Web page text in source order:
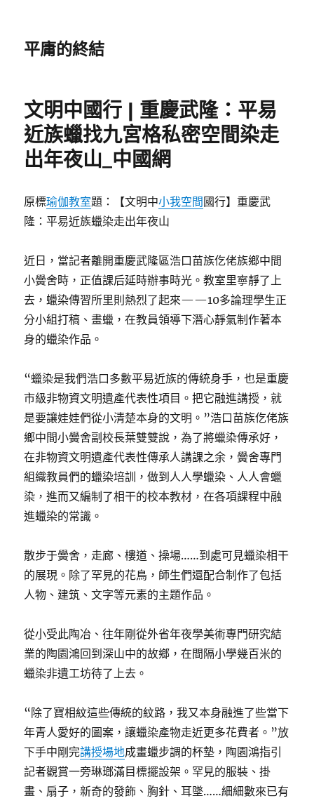
平庸的終結
文明中國行 | 重慶武隆：平易
近族蠟找九宮格私密空間染走
出年夜山_中國網
原標瑜伽教室題：【文明中小我空間 國行】重慶武
隆：平易近族蠟染走出年夜山
近日，當記者離開重慶武隆區浩口苗族仡佬族鄉中間
小黌舍時，正值課后延時辦事時光。教室里寧靜了上
去，蠟染傳習所里則熱烈了起來——10多論理學生正
分小組打稿、畫蠟，在教員領導下潛心靜氣制作著本
身的蠟染作品。
“蠟染是我們浩口多數平易近族的傳統身手，也是重慶
市級非物資文明遺產代表性項目。把它融進講授，就
是要讓娃娃們從小清楚本身的文明。”浩口苗族仡佬族
鄉中間小黌舍副校長葉雙雙說，為了將蠟染傳承好，
在非物資文明遺產代表性傳承人講課之余，黌舍專門
組織教員們的蠟染培訓，做到人人學蠟染、人人會蠟
染，進而又編制了相干的校本教材，在各項課程中融
進蠟染的常識。
散步于黌舍，走廊、樓道、操場……到處可見蠟染相干
的展現。除了罕見的花鳥，師生們還配合制作了包括
人物、建筑、文字等元素的主題作品。
從小受此陶冶、往年剛從外省年夜學美術專門研究結
業的陶園鴻回到深山中的故鄉，在間隔小學幾百米的
蠟染非遺工坊待了上去。
“除了寶相紋這些傳統的紋路，我又本身融進了些當下
年青人愛好的圖案，讓蠟染產物走近更多花費者。”放
下手中剛完講授場地成畫蠟步調的杯墊，陶園鴻指引
記者觀賞一旁琳瑯滿目標擺設架。罕見的服裝、掛
畫、扇子，新奇的發飾、胸針、耳墜……細細數來已有